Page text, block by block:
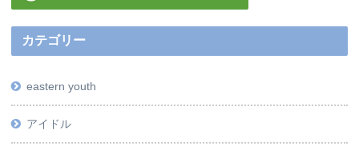
カテゴリー
eastern youth
アイドル